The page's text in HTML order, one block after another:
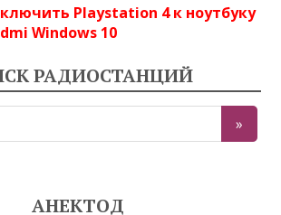
Playstation 4 к ноутбуку
Windows 10
РАДИОСТАНЦИЙ
АНЕКТОД